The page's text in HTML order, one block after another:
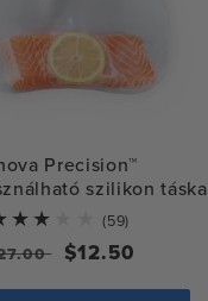
Precision™
szilikon táska
(59)
total
reviews
Eladási
ár
$12.50